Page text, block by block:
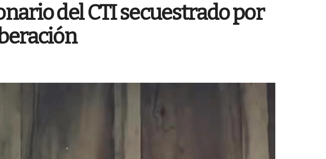
del CTI secuestrado por